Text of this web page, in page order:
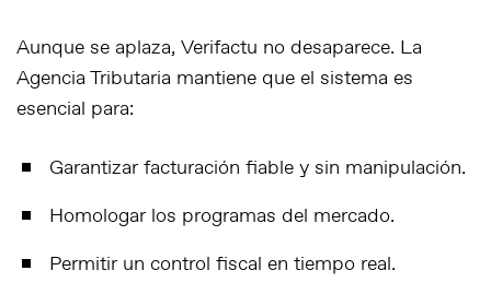
Aunque se aplaza, Verifactu no desaparece. La
Agencia Tributaria mantiene que el sistema es
esencial para:
Garantizar facturación fiable y sin manipulación.
Homologar los programas del mercado.
Permitir un control fiscal en tiempo real.